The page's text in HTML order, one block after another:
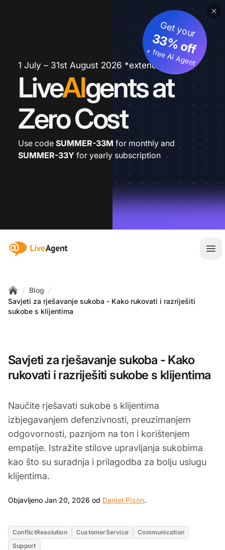
1 July – 31st August 2026 *extended
LiveAIgents at
Zero Cost
Get your
33% off
+ free AI Agent
Use code SUMMER-33M for monthly and
SUMMER-33Y for yearly subscription
:site.title
Home
/ Blog /
Savjeti za rješavanje sukoba - Kako rukovati i razriješiti
sukobe s klijentima
Savjeti za rješavanje sukoba - Kako
rukovati i razriješiti sukobe s klijentima
Naučite rješavati sukobe s klijentima
izbjegavanjem defenzivnosti, preuzimanjem
odgovornosti, paznjom na ton i korištenjem
empatije. Istražite stilove upravljanja sukobima
kao što su suradnja i prilagodba za bolju uslugu
klijentima.
Objavljeno Jan 20, 2026 od Daniel Pison.
ConflictResolution CustomerService
Communication
Support